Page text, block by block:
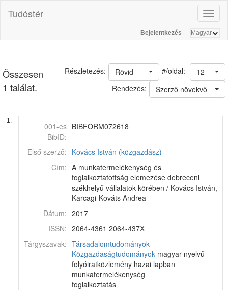
Tudóstér
Bejelentkezés
Összesen
1 találat.
#/oldal: 12
Rövid
Részletezés:
Rendezés:
Szerző növekvő
1.
001-es
BibID:
BIBFORM072618
Első szerző: Kovács István (közgazdász)
Cím: A munkatermelékenység és
foglalkoztatottság elemezése debreceni
székhelyű vállalatok körében / Kovács István,
Karcagi-Kováts Andrea
Dátum: 2017
ISSN: 2064-4361 2064-437X
Tárgyszavak: Társadalomtudományok
Közgazdaságtudományok magyar nyelvű
folyóiratközlemény hazai lapban
munkatermelékenység
foglalkoztatás